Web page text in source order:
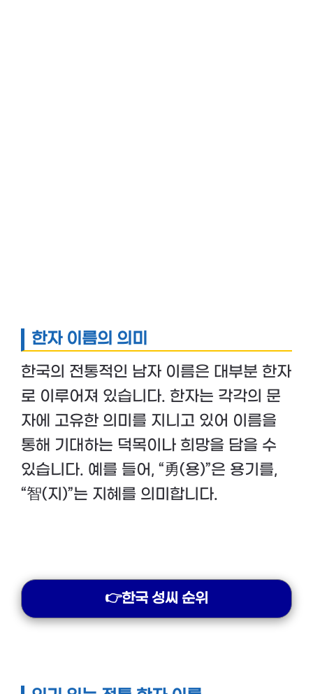
한자 이름의 의미
한국의 전통적인 남자 이름은 대부분 한자
로 이루어져 있습니다. 한자는 각각의 문
자에 고유한 의미를 지니고 있어 이름을
통해 기대하는 덕목이나 희망을 담을 수
있습니다. 예를 들어, “勇(용)”은 용기를,
“智(지)”는 지혜를 의미합니다.
👉한국 성씨 순위